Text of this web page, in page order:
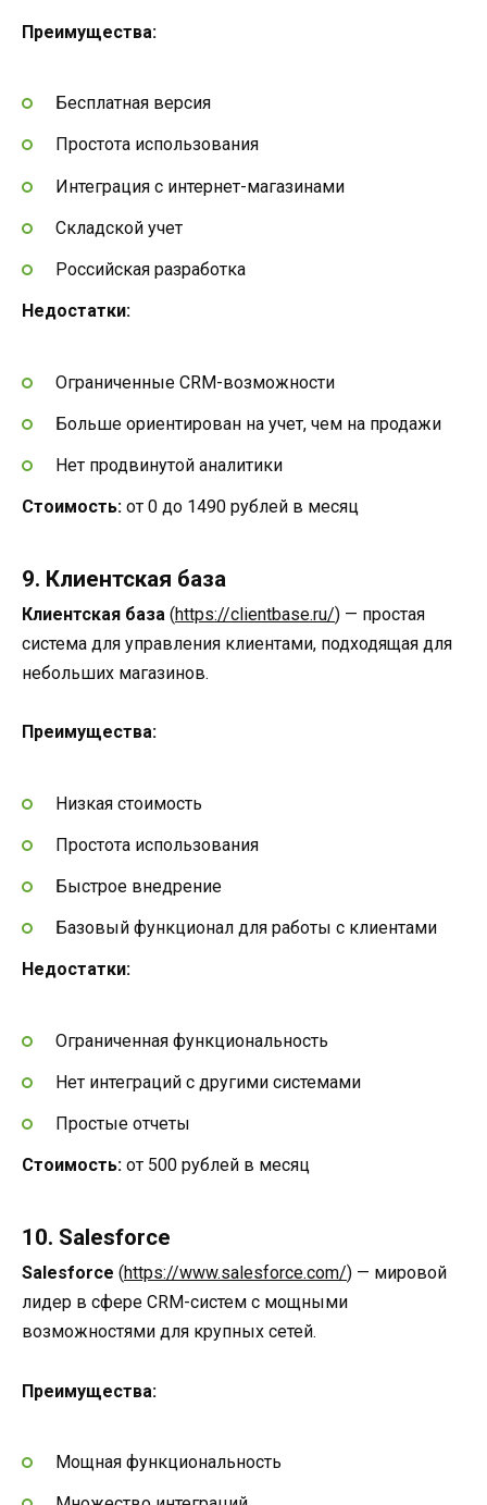
Преимущества:
Бесплатная версия
Простота использования
Интеграция с интернет-магазинами
Складской учет
Российская разработка
Недостатки:
Ограниченные CRM-возможности
Больше ориентирован на учет, чем на продажи
Нет продвинутой аналитики
Стоимость: от 0 до 1490 рублей в месяц
9. Клиентская база
Клиентская база (https://clientbase.ru/) — простая
система для управления клиентами, подходящая для
небольших магазинов.
Преимущества:
Низкая стоимость
Простота использования
Быстрое внедрение
Базовый функционал для работы с клиентами
Недостатки:
Ограниченная функциональность
Нет интеграций с другими системами
Простые отчеты
Стоимость: от 500 рублей в месяц
10. Salesforce
Salesforce (https://www.salesforce.com/) — мировой
лидер в сфере CRM-систем с мощными
возможностями для крупных сетей.
Преимущества:
Мощная функциональность